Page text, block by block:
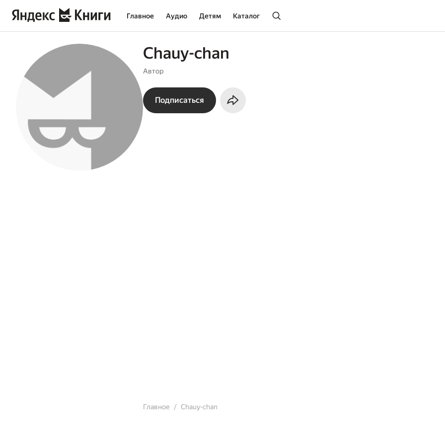
Главное Аудио Детям Каталог
Chauy-chan
Автор
Подписаться
Главное Chauy-chan